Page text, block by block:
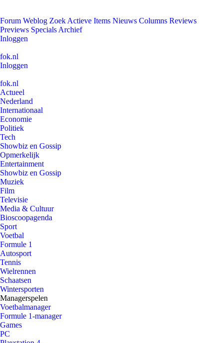
Forum Weblog Zoek Actieve Items Nieuws Columns Reviews
Previews Specials Archief
Inloggen
fok.nl
Inloggen
fok.nl
Actueel
Nederland
Internationaal
Economie
Politiek
Tech
Showbiz en Gossip
Opmerkelijk
Entertainment
Showbiz en Gossip
Muziek
Film
Televisie
Media & Cultuur
Bioscoopagenda
Sport
Voetbal
Formule 1
Autosport
Tennis
Wielrennen
Schaatsen
Wintersporten
Managerspelen
Voetbalmanager
Formule 1-manager
Games
PC